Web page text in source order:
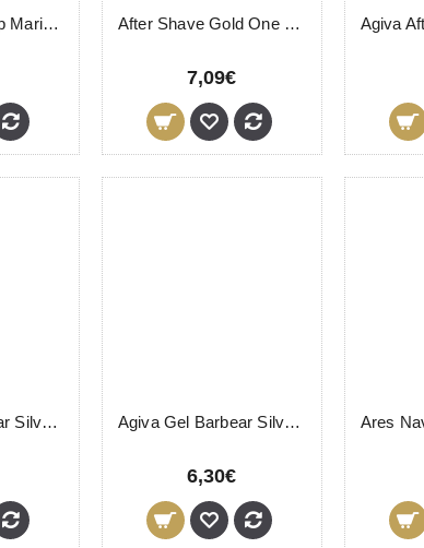
After Shave Deep Marine Novon Professional 400ml After Shave Gold One Novon Professional 400ml
7,09€
Agiva Gel Barbear Silver 1000ml Agiva Gel Barbear Silver 500ml
6,30€